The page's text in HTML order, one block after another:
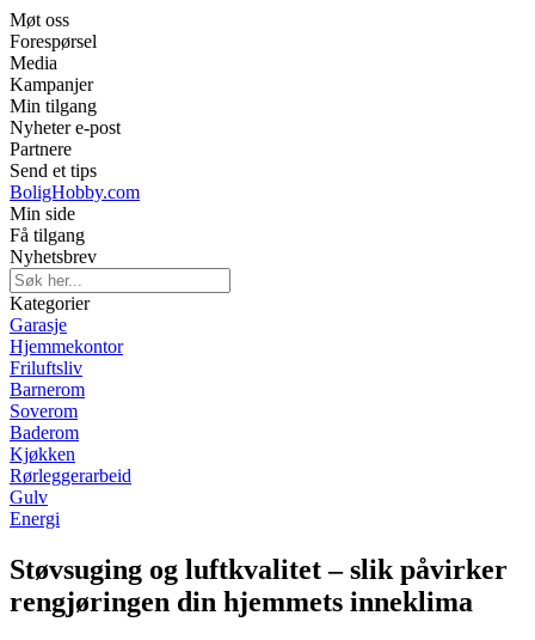
Møt oss
Forespørsel
Media
Kampanjer
Min tilgang
Nyheter e-post
Partnere
Send et tips
BoligHobby.com
Min side
Få tilgang
Nyhetsbrev
Kategorier
Garasje
Hjemmekontor
Friluftsliv
Barnerom
Soverom
Baderom
Kjøkken
Rørleggerarbeid
Gulv
Energi
Støvsuging og luftkvalitet – slik påvirker
rengjøringen din hjemmets inneklima